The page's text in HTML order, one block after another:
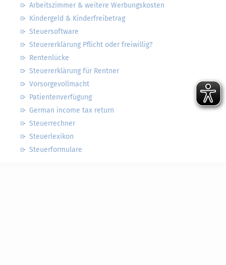
Arbeitszimmer & weitere Werbungskosten
Kindergeld & Kinderfreibetrag
Steuersoftware
Steuererklärung Pflicht oder freiwillig?
Rentenlücke
Steuererklärung für Rentner
Vorsorgevollmacht
Patientenverfügung
German income tax return
Steuerrechner
Steuerlexikon
Steuerformulare